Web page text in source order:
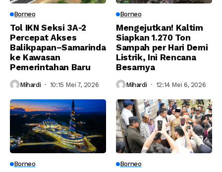
Borneo
Tol IKN Seksi 3A-2
Percepat Akses
Balikpapan–Samarinda
ke Kawasan
Pemerintahan Baru
Mihardi 10:15 Mei 7, 2026
Borneo
Mengejutkan! Kaltim
Siapkan 1.270 Ton
Sampah per Hari Demi
Listrik, Ini Rencana
Besarnya
Mihardi 12:14 Mei 6, 2026
Borneo Borneo